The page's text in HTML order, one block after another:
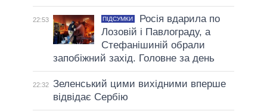
22:53 ПІДСУМКИ
Росія вдарила по
Лозовій і Павлограду, а
Стефанішиній обрали
запобіжний захід. Головне за день
22:32 Зеленський цими вихідними вперше
відвідає Сербію